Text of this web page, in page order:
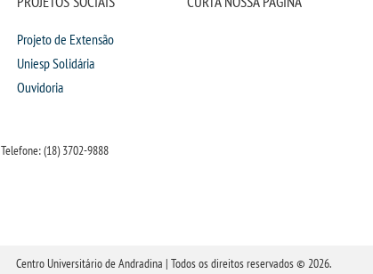
Projeto de Extensão
Uniesp Solidária
Ouvidoria
Telefone: (18) 3702-9888
Centro Universitário de Andradina | Todos os direitos reservados © 2026.